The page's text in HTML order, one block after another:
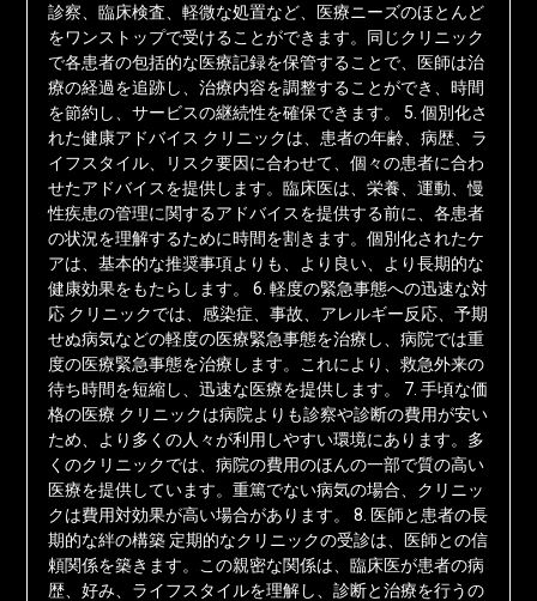
診察、臨床検査、軽微な処置など、医療ニーズのほとんど
をワンストップで受けることができます。同じクリニック
で各患者の包括的な医療記録を保管することで、医師は治
療の経過を追跡し、治療内容を調整することができ、時間
を節約し、サービスの継続性を確保できます。 5. 個別化さ
れた健康アドバイス クリニックは、患者の年齢、病歴、ラ
イフスタイル、リスク要因に合わせて、個々の患者に合わ
せたアドバイスを提供します。臨床医は、栄養、運動、慢
性疾患の管理に関するアドバイスを提供する前に、各患者
の状況を理解するために時間を割きます。個別化されたケ
アは、基本的な推奨事項よりも、より良い、より長期的な
健康効果をもたらします。 6. 軽度の緊急事態への迅速な対
応 クリニックでは、感染症、事故、アレルギー反応、予期
せぬ病気などの軽度の医療緊急事態を治療し、病院では重
度の医療緊急事態を治療します。これにより、救急外来の
待ち時間を短縮し、迅速な医療を提供します。 7. 手頃な価
格の医療 クリニックは病院よりも診察や診断の費用が安い
ため、より多くの人々が利用しやすい環境にあります。多
くのクリニックでは、病院の費用のほんの一部で質の高い
医療を提供しています。重篤でない病気の場合、クリニッ
クは費用対効果が高い場合があります。 8. 医師と患者の長
期的な絆の構築 定期的なクリニックの受診は、医師との信
頼関係を築きます。この親密な関係は、臨床医が患者の病
歴、好み、ライフスタイルを理解し、診断と治療を行うの